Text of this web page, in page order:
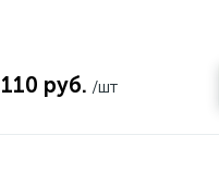
110 руб. /шт